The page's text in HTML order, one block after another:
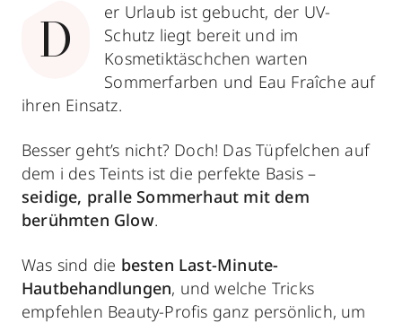
D
er Urlaub ist gebucht, der UV-
Schutz liegt bereit und im
Kosmetiktäschchen warten
Sommerfarben und Eau Fraîche auf
ihren Einsatz.
Besser geht’s nicht? Doch! Das Tüpfelchen auf
dem i des Teints ist die perfekte Basis –
seidige, pralle Sommerhaut mit dem
berühmten Glow.
Was sind die besten Last-Minute-
Hautbehandlungen, und welche Tricks
empfehlen Beauty-Profis ganz persönlich, um